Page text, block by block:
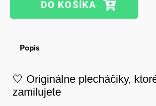
Popis
🤍 Originálne plecháčiky,
zamilujete